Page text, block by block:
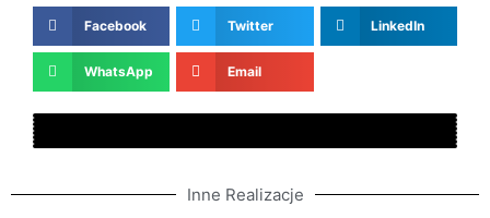
Facebook Twitter LinkedIn
WhatsApp Email
Inne Realizacje